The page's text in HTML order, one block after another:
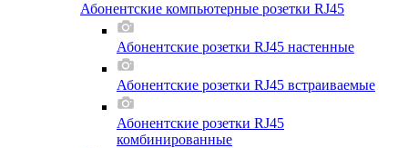
Абонентские компьютерные розетки RJ45
Абонентские розетки RJ45 настенные
Абонентские розетки RJ45 встраиваемые
Абонентские розетки RJ45
комбинированные